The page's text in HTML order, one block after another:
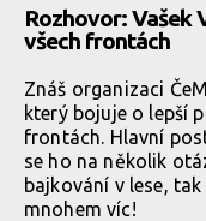
Rozhovor: Vašek
všech frontách
Znáš organizaci
který bojuje o lepší
frontách. Hlavní
se ho na několik
bajkování v lese,
mnohem víc!